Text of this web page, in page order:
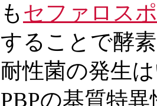
も セファロス
することで酵
耐性菌の発生
PBPの基質特